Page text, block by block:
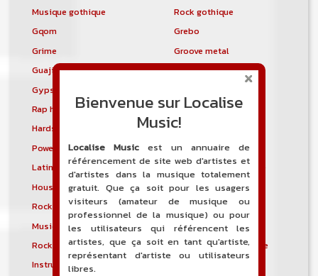
Musique gothique
Rock gothique
Gqom
Grebo
Grime
Groove metal
Guajira
Guaracha
Gypsy punk
Rap hardcore
Industrial hardcore
Hardstep
Hardstyle
Power noise
Heavenly voices
Latin metal
Musique hindoustanie
House progressive
Tropical house
Rock indépendant
Indietronica
Musique industrielle
Metal industriel
Rock industriel
Musique instrumentale
Instrumental
Bienvenue sur Localise
Music!
Localise Music est un annuaire de
référencement de site web d'artistes et
d'artistes dans la musique totalement
gratuit. Que ça soit pour les usagers
visiteurs (amateur de musique ou
professionnel de la musique) ou pour
les utilisateurs qui référencent les
artistes, que ça soit en tant qu'artiste,
représentant d'artiste ou utilisateurs
libres.